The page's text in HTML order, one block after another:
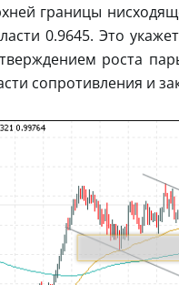
границы
0.9645. Это
роста
сопротивления и